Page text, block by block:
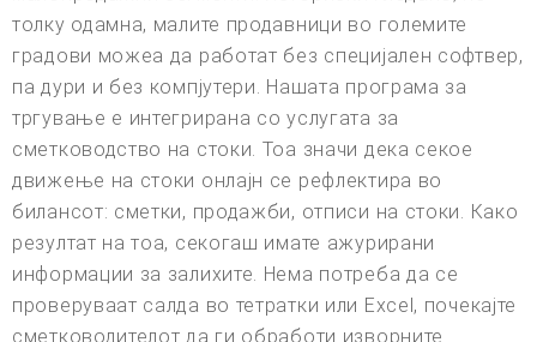
толку одамна, малите продавници во големите
градови можеа да работат без специјален софтвер,
па дури и без компјутери. Нашата програма за
тргување е интегрирана со услугата за
сметководство на стоки. Тоа значи дека секое
движење на стоки онлајн се рефлектира во
билансот: сметки, продажби, отписи на стоки. Како
резултат на тоа, секогаш имате ажурирани
информации за залихите. Нема потреба да се
проверуваат салда во тетратки или Excel, почекајте
сметководителот да ги обработи изворните